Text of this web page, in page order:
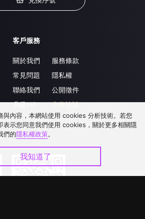
客戶服務
關於我們
常見問題
聯絡我們
升級VIP
服務條款
隱私權
公開徵件
合作洽談
與內容，本網站使用 cookies 分析技術。若您
表示您同意我們使用 cookies，關於更多相關隱
們的隱私權政策。
我知道了